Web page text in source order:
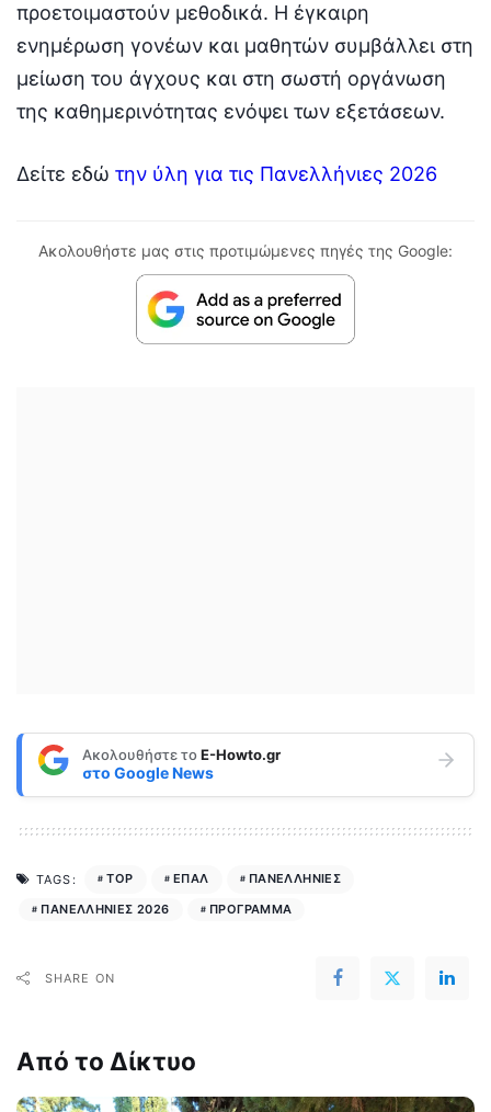
προετοιμαστούν μεθοδικά. Η έγκαιρη
ενημέρωση γονέων και μαθητών συμβάλλει στη
μείωση του άγχους και στη σωστή οργάνωση
της καθημερινότητας ενόψει των εξετάσεων.
Δείτε εδώ την ύλη για τις Πανελλήνιες 2026
Ακολουθήστε μας στις προτιμώμενες πηγές της Google:
Ακολουθήστε τοE-Howto.gr
στο Google News
TAGS: TOP ΕΠΑΛ
ΠΑΝΕΛΛΗΝΙΕΣ
ΠΑΝΕΛΛΗΝΙΕΣ 2026
ΠΡΟΓΡΑΜΜΑ
SHARE ON
Από το Δίκτυο